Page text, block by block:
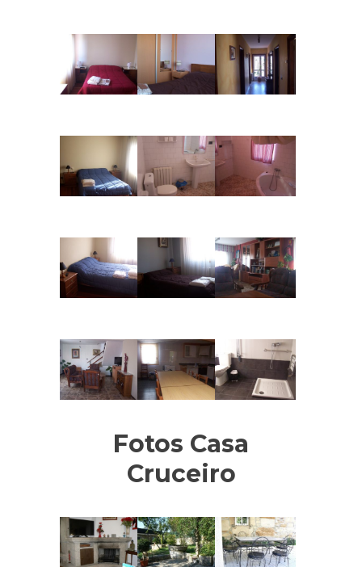
Fotos Casa
Cruceiro